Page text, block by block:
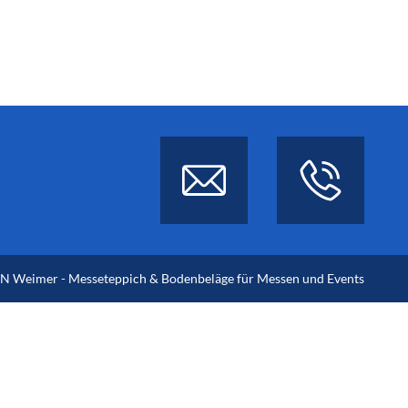
Weimer - Messeteppich & Bodenbeläge für Messen und Events